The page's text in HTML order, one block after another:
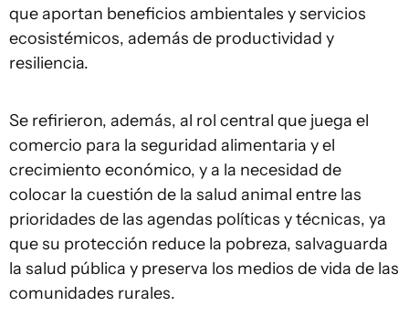
que aportan beneficios ambientales y servicios
ecosistémicos, además de productividad y
resiliencia.
Se refirieron, además, al rol central que juega el
comercio para la seguridad alimentaria y el
crecimiento económico, y a la necesidad de
colocar la cuestión de la salud animal entre las
prioridades de las agendas políticas y técnicas, ya
que su protección reduce la pobreza, salvaguarda
la salud pública y preserva los medios de vida de las
comunidades rurales.